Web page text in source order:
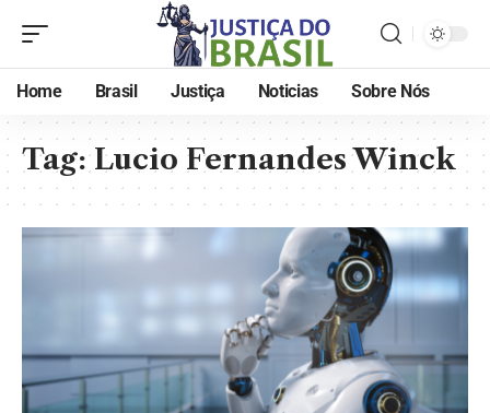
Home Brasil Justiça Noticias Sobre Nós
Tag:Lucio Fernandes Winck